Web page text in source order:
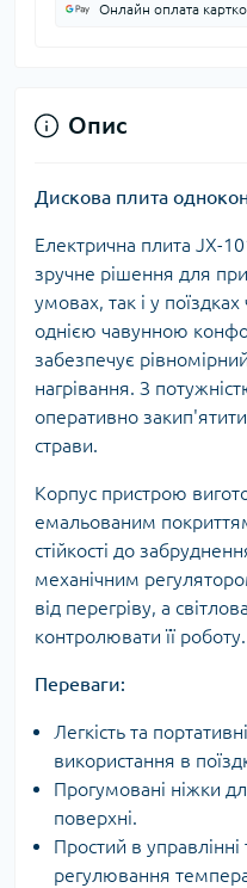
Онлайн оплата
Опис
Дискова плита
Електрична плита JX-
зручне рішення для
умовах, так і у
однією чавунною
забезпечує
нагрівання. З
оперативно
страви.
Корпус пристрою
емальованим
стійкості до
механічним
від перегріву, а
контролювати її роботу.
Переваги:
Легкість та
використання в
Прогумовані ніжки
поверхні.
Простий в
регулювання